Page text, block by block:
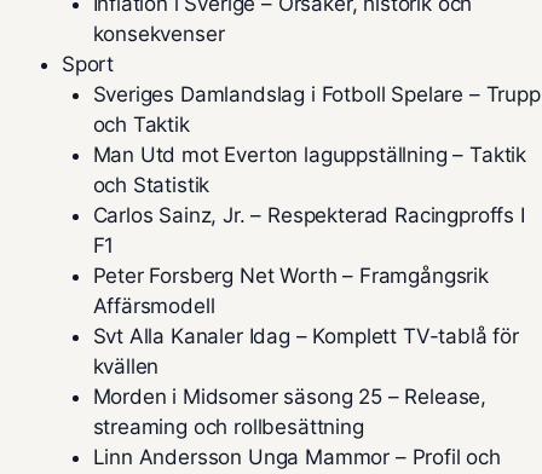
konsekvenser
Sport
Sveriges Damlandslag i Fotboll Spelare – Trupp
och Taktik
Man Utd mot Everton laguppställning – Taktik
och Statistik
Carlos Sainz, Jr. – Respekterad Racingproffs I
F1
Peter Forsberg Net Worth – Framgångsrik
Affärsmodell
Svt Alla Kanaler Idag – Komplett TV-tablå för
kvällen
Morden i Midsomer säsong 25 – Release,
streaming och rollbesättning
Linn Andersson Unga Mammor – Profil och